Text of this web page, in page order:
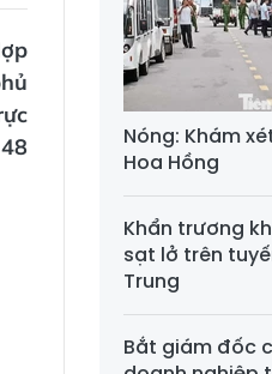
Nóng: Khám
Hoa Hồng
Khẩn trương
sạt lở trên
Trung
Bắt giám đốc